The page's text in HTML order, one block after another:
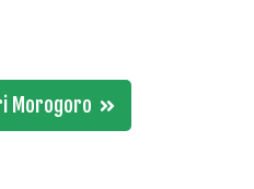
Morogoro